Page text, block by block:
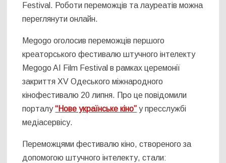
Festival. Роботи переможців та лауреатів можна
переглянути онлайн.
Megogo оголосив переможців першого
креаторського фестивалю штучного інтелекту
Megogo AI Film Festival в рамках церемонії
закриття XV Одеського міжнародного
кінофестивалю 20 липня. Про це повідомили
порталу“Нове українське кіно” у пресслужбі
медіасервісу.
Переможцями фестивалю кіно, створеного за
допомогою штучного інтелекту, стали: